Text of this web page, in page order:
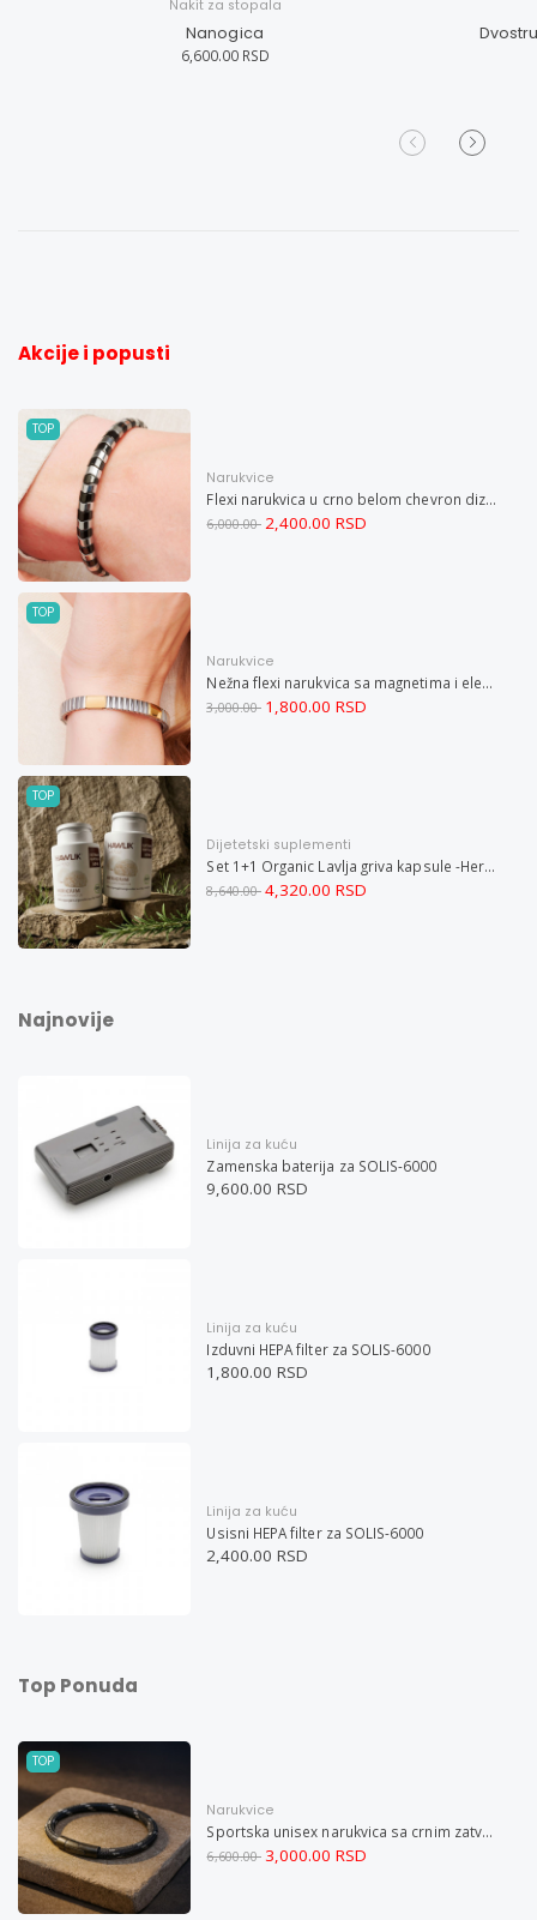
Nakit za stopala
Nanogica
6,600.00 RSD
Akcije i popusti
TOP
Narukvice
Flexi narukvica u crno belom chevron dizajnu M
6,000.00 2,400.00 RSD
TOP
Narukvice
Nežna flexi narukvica sa magnetima i elementima u boji zlata i bakrom M
3,000.00 1,800.00 RSD
TOP
Dijetetski suplementi
Set 1+1 Organic Lavlja griva kapsule -Hericium ekstrakt 60
8,640.00 4,320.00 RSD
Najnovije
Linija za kuću
Zamenska baterija za SOLIS-6000
9,600.00 RSD
Linija za kuću
Izduvni HEPA filter za SOLIS-6000
1,800.00 RSD
Linija za kuću
Usisni HEPA filter za SOLIS-6000
2,400.00 RSD
Top Ponuda
TOP
Narukvice
Sportska unisex narukvica sa crnim zatvaračem od nerđajućeg čelika i magnetom M
6,600.00 3,000.00 RSD